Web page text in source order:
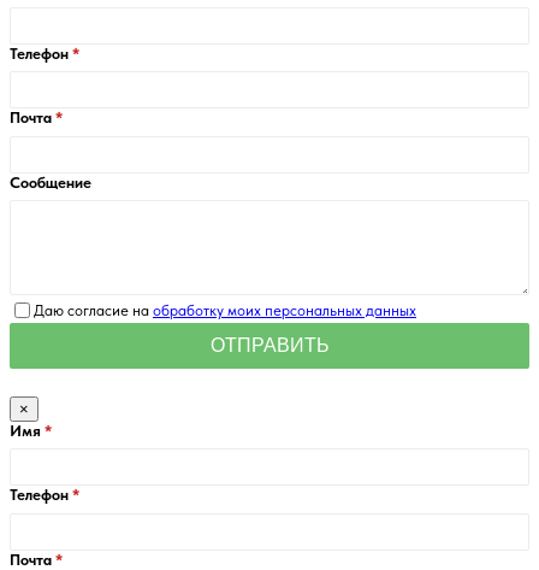
Телефон
Почта
Сообщение
Даю согласие на обработку моих персональных данных
×
Имя
Телефон
Почта